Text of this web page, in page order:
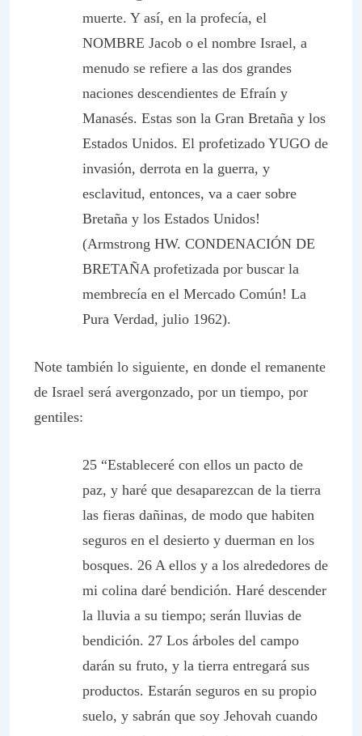
muerte. Y así, en la profecía, el
NOMBRE Jacob o el nombre Israel, a
menudo se refiere a las dos grandes
naciones descendientes de Efraín y
Manasés. Estas son la Gran Bretaña y los
Estados Unidos. El profetizado YUGO de
invasión, derrota en la guerra, y
esclavitud, entonces, va a caer sobre
Bretaña y los Estados Unidos!
(Armstrong HW. CONDENACIÓN DE
BRETAÑA profetizada por buscar la
membrecía en el Mercado Común! La
Pura Verdad, julio 1962).
Note también lo siguiente, en donde el remanente
de Israel será avergonzado, por un tiempo, por
gentiles:
25 “Estableceré con ellos un pacto de
paz, y haré que desaparezcan de la tierra
las fieras dañinas, de modo que habiten
seguros en el desierto y duerman en los
bosques. 26 A ellos y a los alrededores de
mi colina daré bendición. Haré descender
la lluvia a su tiempo; serán lluvias de
bendición. 27 Los árboles del campo
darán su fruto, y la tierra entregará sus
productos. Estarán seguros en su propio
suelo, y sabrán que soy Jehovah cuando